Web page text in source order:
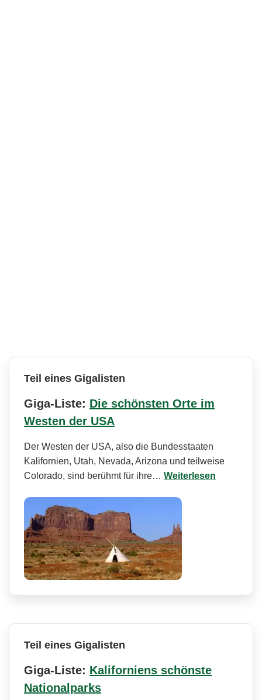
Teil eines Gigalisten
Giga-Liste: Die schönsten Orte im
Westen der USA
Der Westen der USA, also die Bundesstaaten
Kalifornien, Utah, Nevada, Arizona und teilweise
Colorado, sind berühmt für ihre… Weiterlesen
Teil eines Gigalisten
Giga-Liste: Kaliforniens schönste
Nationalparks